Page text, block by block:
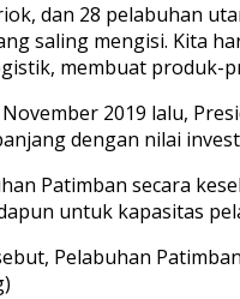
dan 28 pelabuhan
saling mengisi. Kita
membuat produk-
2019 lalu,
dengan nilai
Patimban secara
untuk kapasitas
Pelabuhan